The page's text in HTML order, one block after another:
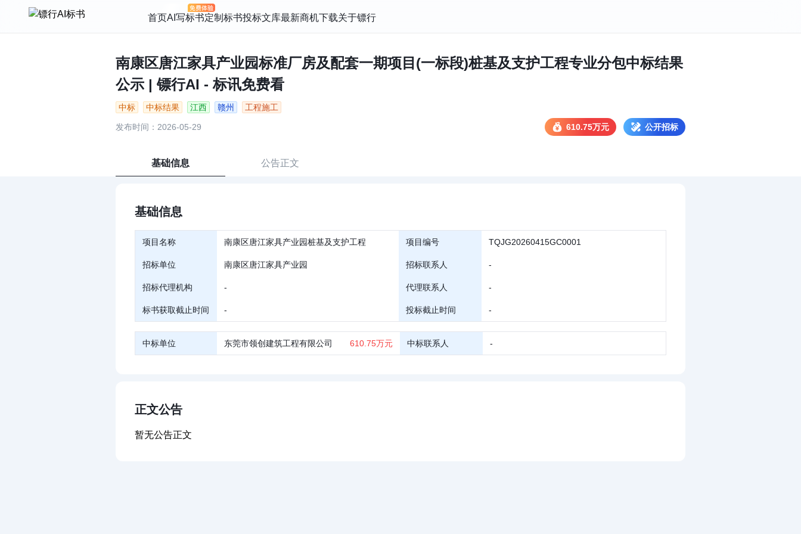
首页AI写标书定制标书投标文库最新商机下载关于镖行
南康区唐江家具产业园标准厂房及配套一期项目(一标段)桩基及支护工程专业分包中标结果
公示 | 镖行AI - 标讯免费看
中标 中标结果 江西 赣州 工程施工
发布时间：2026-05-29 610.75万元 公开招标
基础信息 公告正文
基础信息
项目名称 南康区唐江家具产业园桩基及支护工程 项目编号 TQJG20260415GC0001
招标单位 南康区唐江家具产业园 招标联系人 -
招标代理机构 - 代理联系人 -
标书获取截止时间 - 投标截止时间 -
中标单位 东莞市领创建筑工程有限公司 610.75万元 中标联系人 -
正文公告
暂无公告正文